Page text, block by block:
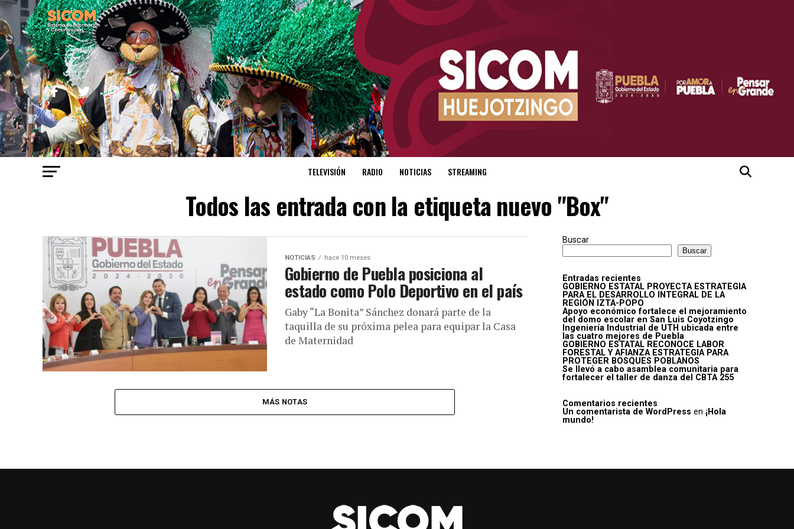
TELEVISIÓN RADIO NOTICIAS STREAMING
Todos las entrada con la etiqueta nuevo "Box"
NOTICIAS hace 10 meses
Gobierno de Puebla posiciona al
estado como Polo Deportivo en el país
Gaby “La Bonita” Sánchez donará parte de la
taquilla de su próxima pelea para equipar la Casa
de Maternidad
MÁS NOTAS
Buscar
Buscar
Entradas recientes
GOBIERNO ESTATAL PROYECTA ESTRATEGIA
PARA EL DESARROLLO INTEGRAL DE LA
REGIÓN IZTA-POPO
Apoyo económico fortalece el mejoramiento
del domo escolar en San Luis Coyotzingo
Ingeniería Industrial de UTH ubicada entre
las cuatro mejores de Puebla
GOBIERNO ESTATAL RECONOCE LABOR
FORESTAL Y AFIANZA ESTRATEGIA PARA
PROTEGER BOSQUES POBLANOS
Se llevó a cabo asamblea comunitaria para
fortalecer el taller de danza del CBTA 255
Comentarios recientes
Un comentarista de WordPress en ¡Hola
mundo!